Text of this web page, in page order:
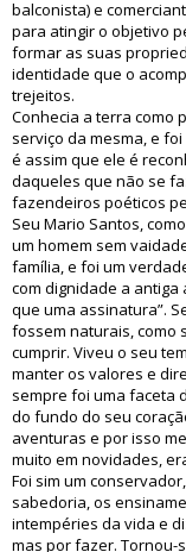
balconista) e
para atingir o objetivo
formar as suas
identidade que o
trejeitos.
Conhecia a terra como
serviço da mesma, e
é assim que ele é
daqueles que não se
fazendeiros poéticos
Seu Mario Santos,
um homem sem
família, e foi um
com dignidade a antiga
que uma assinatura”.
fossem naturais, como
cumprir. Viveu o seu
manter os valores e
sempre foi uma faceta
do fundo do seu
aventuras e por isso
muito em novidades,
Foi sim um
sabedoria, os
intempéries da vida e
mas por fazer. Tornou-